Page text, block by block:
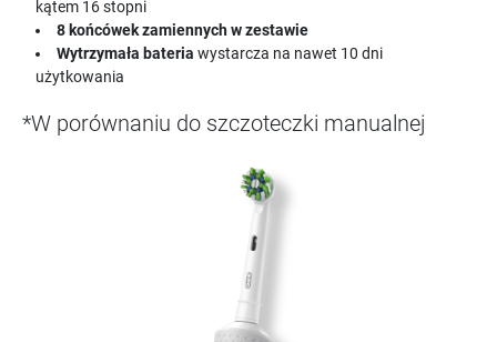
kątem 16 stopni
8 końcówek zamiennych w zestawie
Wytrzymała bateria wystarcza na nawet 10 dni
użytkowania
*W porównaniu do szczoteczki manualnej